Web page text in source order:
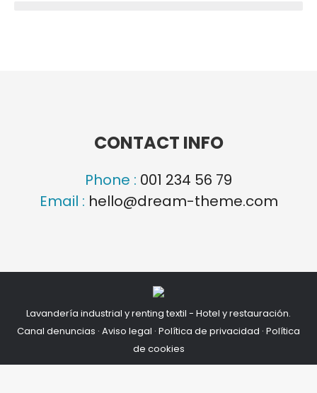
CONTACT INFO
Phone : 001 234 56 79
Email : hello@dream-theme.com
Lavandería industrial y renting textil - Hotel y restauración.
Canal denuncias · Aviso legal · Política de privacidad · Política
de cookies